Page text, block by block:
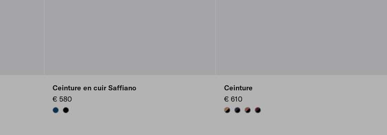
Ceinture en cuir Saffiano
€ 580
BALTIC BLUE
BLACK
Ceinture
€ 610
BLACK/CARAMEL
BLACK/BALTIC BLUE
BLACK / BURNT SIENNA
BLACK/GARNET